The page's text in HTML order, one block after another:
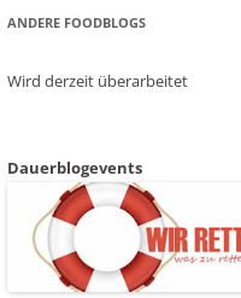
ANDERE FOODBLOGS
Wird derzeit überarbeitet
Dauerblogevents